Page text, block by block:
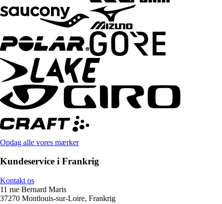
Opdag alle vores mærker
Kundeservice i Frankrig
Kontakt os
11 rue Bernard Maris
37270 Montlouis-sur-Loire, Frankrig